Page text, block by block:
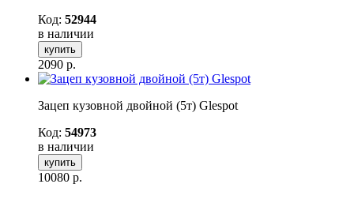
Код: 52944
в наличии
купить
2090 р.
Зацеп кузовной двойной (5т) Glespot
Код: 54973
в наличии
купить
10080 р.